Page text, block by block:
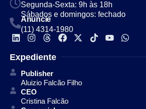
Segunda-Sexta: 9h às 18h
Sábados e domingos: fechado
Anuncie
(11) 4314-1980
Expediente
Publisher
Aluizio Falcão Filho
CEO
Cristina Falcão